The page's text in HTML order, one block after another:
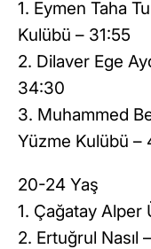
1. Eymen Taha
Kulübü – 31:55
2. Dilaver Ege
34:30
3. Muhammed
Yüzme Kulübü –
20-24 Yaş
1. Çağatay Alper
2. Ertuğrul Nasıl